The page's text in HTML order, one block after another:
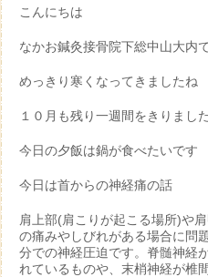
こんにちは
なかお鍼灸接骨院下総中山大内
めっきり寒くなってきましたね
１０月も残り一週間をきりました
今日の夕飯は鍋が食べたいです
今日は首からの神経痛の話
肩上部(肩こりが起こる場所)や
の痛みやしびれがある場合に問
分での神経圧迫です。脊髄神経
れているものや、末梢神経が椎